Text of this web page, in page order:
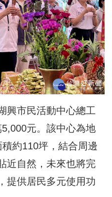
興市民活動中心總工
元。該中心為地
積約110坪，結合周邊
近自然，未來也將完
提供居民多元使用功